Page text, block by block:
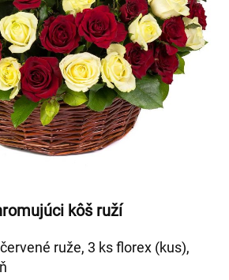
kôš ruží
ruže, 3 ks florex (kus),